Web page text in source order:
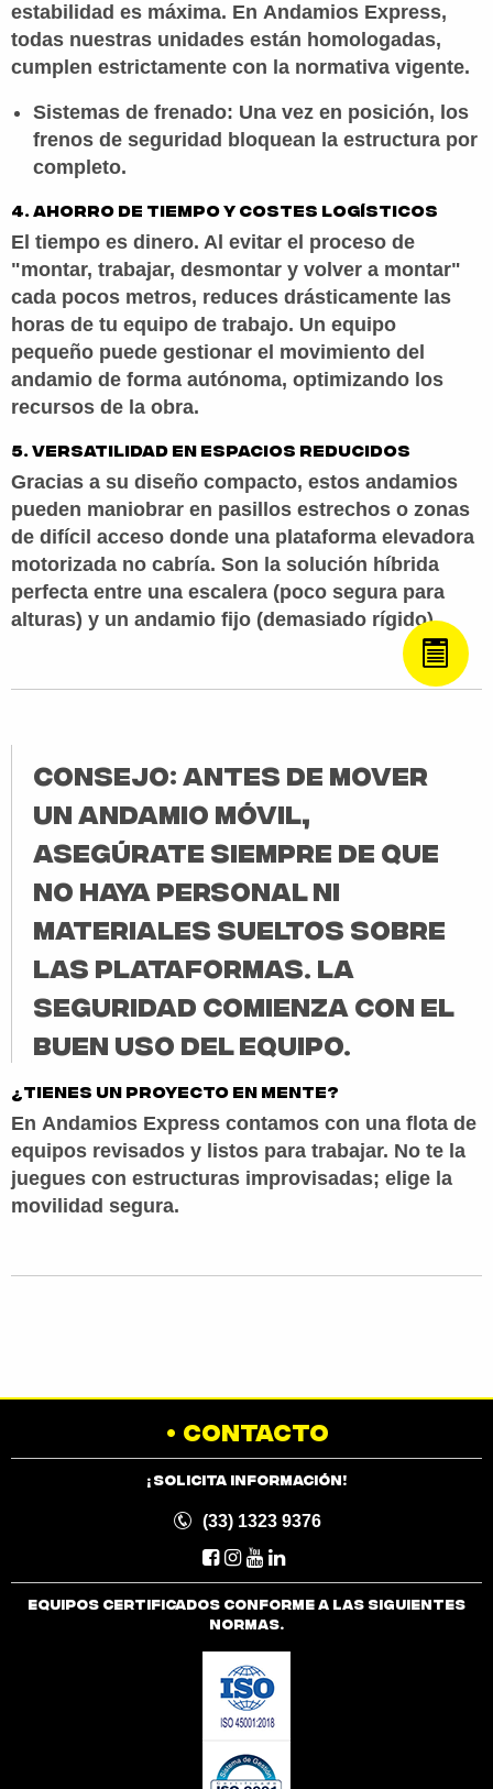
estabilidad es máxima. En Andamios Express,
todas nuestras unidades están homologadas,
cumplen estrictamente con la normativa vigente.
Sistemas de frenado: Una vez en posición, los
frenos de seguridad bloquean la estructura por
completo.
4. Ahorro de tiempo y costes logísticos
El tiempo es dinero. Al evitar el proceso de
"montar, trabajar, desmontar y volver a montar"
cada pocos metros, reduces drásticamente las
horas de tu equipo de trabajo. Un equipo
pequeño puede gestionar el movimiento del
andamio de forma autónoma, optimizando los
recursos de la obra.
5. Versatilidad en espacios reducidos
Gracias a su diseño compacto, estos andamios
pueden maniobrar en pasillos estrechos o zonas
de difícil acceso donde una plataforma elevadora
motorizada no cabría. Son la solución híbrida
perfecta entre una escalera (poco segura para
alturas) y un andamio fijo (demasiado rígido).
Consejo: Antes de mover
un andamio móvil,
asegúrate siempre de que
no haya personal ni
materiales sueltos sobre
las plataformas. La
seguridad comienza con el
buen uso del equipo.
¿Tienes un proyecto en mente?
En Andamios Express contamos con una flota de
equipos revisados y listos para trabajar. No te la
juegues con estructuras improvisadas; elige la
movilidad segura.
CONTACTO
¡Solicita Información!
(33) 1323 9376
Equipos certificados conforme a las siguientes
normas.